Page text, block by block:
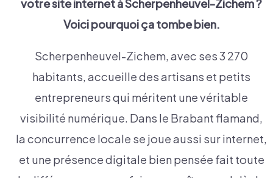
votre site internet àScherpenheuvel-Zichem?
Voici pourquoi ça tombe bien.
Scherpenheuvel-Zichem, avec ses 3 270
habitants, accueille des artisans et petits
entrepreneurs qui méritent une véritable
visibilité numérique. Dans le Brabant flamand,
la concurrence locale se joue aussi sur internet,
et une présence digitale bien pensée fait toute